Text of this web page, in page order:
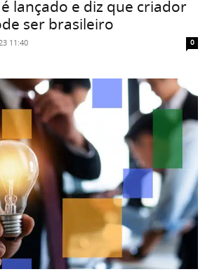
lançado e diz que criador
ser brasileiro
11:40 0